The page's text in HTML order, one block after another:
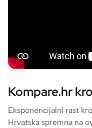
Kompare.hr
Eksponencijalni rast
Hrvatska spremna na